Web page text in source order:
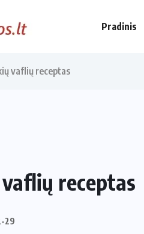
Pradinis
vaflių receptas
receptas
29